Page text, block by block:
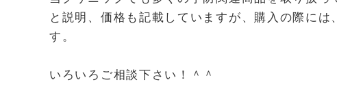
と説明、価格も記載していますが、購入の際に
す。
いろいろご相談下さい！＾＾